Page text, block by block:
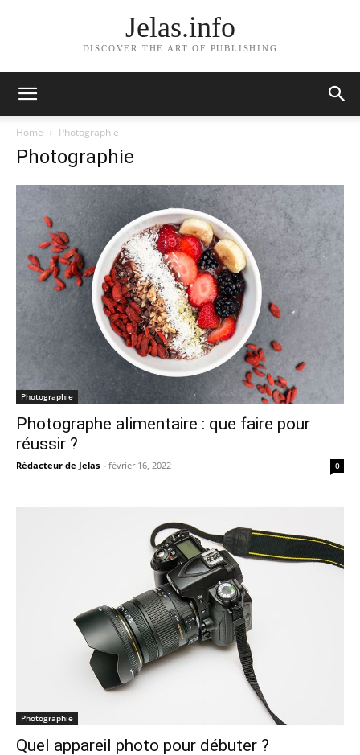
Jelas.info
DISCOVER THE ART OF PUBLISHING
Home Photographie
Photographie
Photographie
Photographe alimentaire : que faire pour
réussir ?
Rédacteur de Jelas - février 16, 2022 0
Photographie
Quel appareil photo pour débuter ?